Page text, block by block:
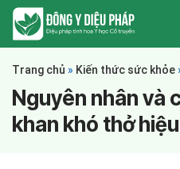
Trang chủ » Kiến thức sức khỏe
Nguyên nhân và
khan khó thở